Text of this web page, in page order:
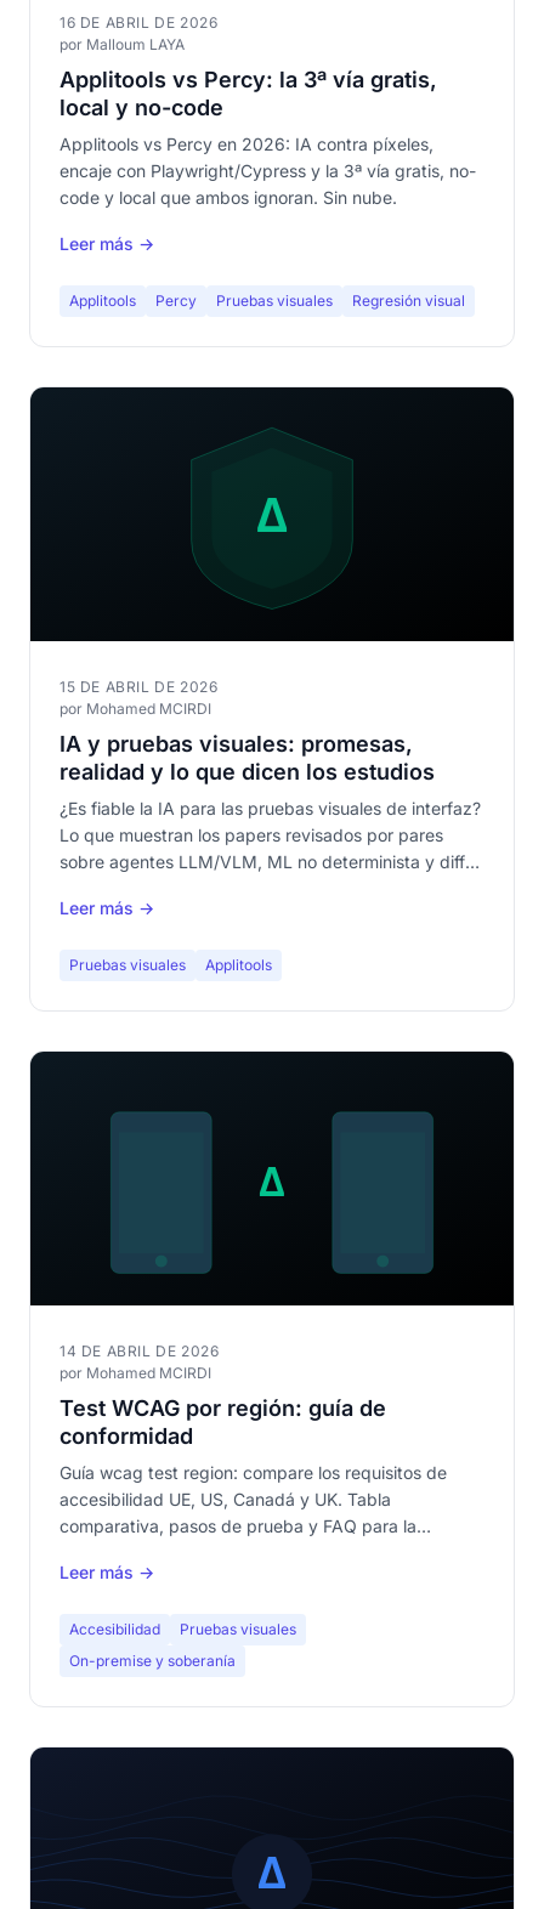
16 DE ABRIL DE 2026
por Malloum LAYA
Applitools vs Percy: la 3ª vía gratis,
local y no-code
Applitools vs Percy en 2026: IA contra píxeles,
encaje con Playwright/Cypress y la 3ª vía gratis, no-
code y local que ambos ignoran. Sin nube.
Leer más →
Applitools Percy Pruebas visuales Regresión visual
15 DE ABRIL DE 2026
por Mohamed MCIRDI
IA y pruebas visuales: promesas,
realidad y lo que dicen los estudios
¿Es fiable la IA para las pruebas visuales de interfaz?
Lo que muestran los papers revisados por pares
sobre agentes LLM/VLM, ML no determinista y diff
como complemento.
Leer más →
Pruebas visuales Applitools
14 DE ABRIL DE 2026
por Mohamed MCIRDI
Test WCAG por región: guía de
conformidad
Guía wcag test region: compare los requisitos de
accesibilidad UE, US, Canadá y UK. Tabla
comparativa, pasos de prueba y FAQ para la
Leer más →
Accesibilidad
Pruebas visuales
On-premise y soberanía